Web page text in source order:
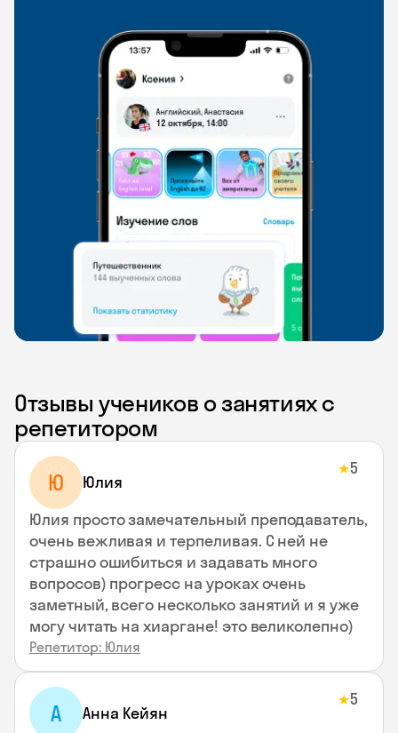
Отзывы учеников о занятиях с
репетитором
Ю Юлия
★5
Юлия просто замечательный преподаватель,
очень вежливая и терпеливая. С ней не
страшно ошибиться и задавать много
вопросов) прогресс на уроках очень
заметный, всего несколько занятий и я уже
могу читать на хиаргане! это великолепно)
Репетитор: Юлия
А Анна Кейян
★5